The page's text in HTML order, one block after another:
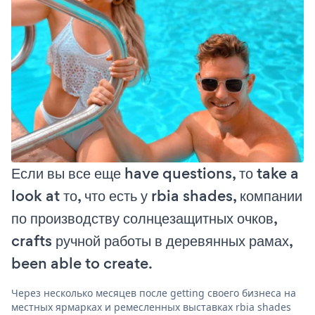
Если вы все еще have questions, то take a
look at то, что есть у rbia shades, компании
по производству солнцезащитных очков,
crafts ручной работы в деревянных рамах,
been able to create.
Через несколько месяцев после getting своего бизнеса на
местных ярмарках и ремесленных выставках rbia shades